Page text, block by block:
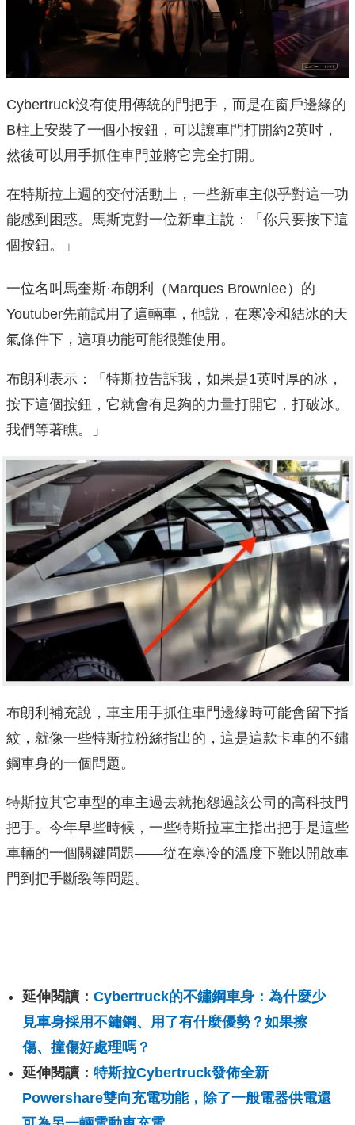
Cybertruck沒有使用傳統的門把手，而是在窗戶邊緣的
B柱上安裝了一個小按鈕，可以讓車門打開約2英吋，
然後可以用手抓住車門並將它完全打開。
在特斯拉上週的交付活動上，一些新車主似乎對這一功
能感到困惑。馬斯克對一位新車主說：「你只要按下這
個按鈕。」
一位名叫馬奎斯·布朗利（Marques Brownlee）的
Youtuber先前試用了這輛車，他說，在寒冷和結冰的天
氣條件下，這項功能可能很難使用。
布朗利表示：「特斯拉告訴我，如果是1英吋厚的冰，
按下這個按鈕，它就會有足夠的力量打開它，打破冰。
我們等著瞧。」
布朗利補充說，車主用手抓住車門邊緣時可能會留下指
紋，就像一些特斯拉粉絲指出的，這是這款卡車的不鏽
鋼車身的一個問題。
特斯拉其它車型的車主過去就抱怨過該公司的高科技門
把手。今年早些時候，一些特斯拉車主指出把手是這些
車輛的一個關鍵問題——從在寒冷的溫度下難以開啟車
門到把手斷裂等問題。
延伸閱讀： Cybertruck的不鏽鋼車身：為什麼少
見車身採用不鏽鋼、用了有什麼優勢？如果擦
傷、撞傷好處理嗎？
延伸閱讀： 特斯拉Cybertruck發佈全新
Powershare雙向充電功能，除了一般電器供電還